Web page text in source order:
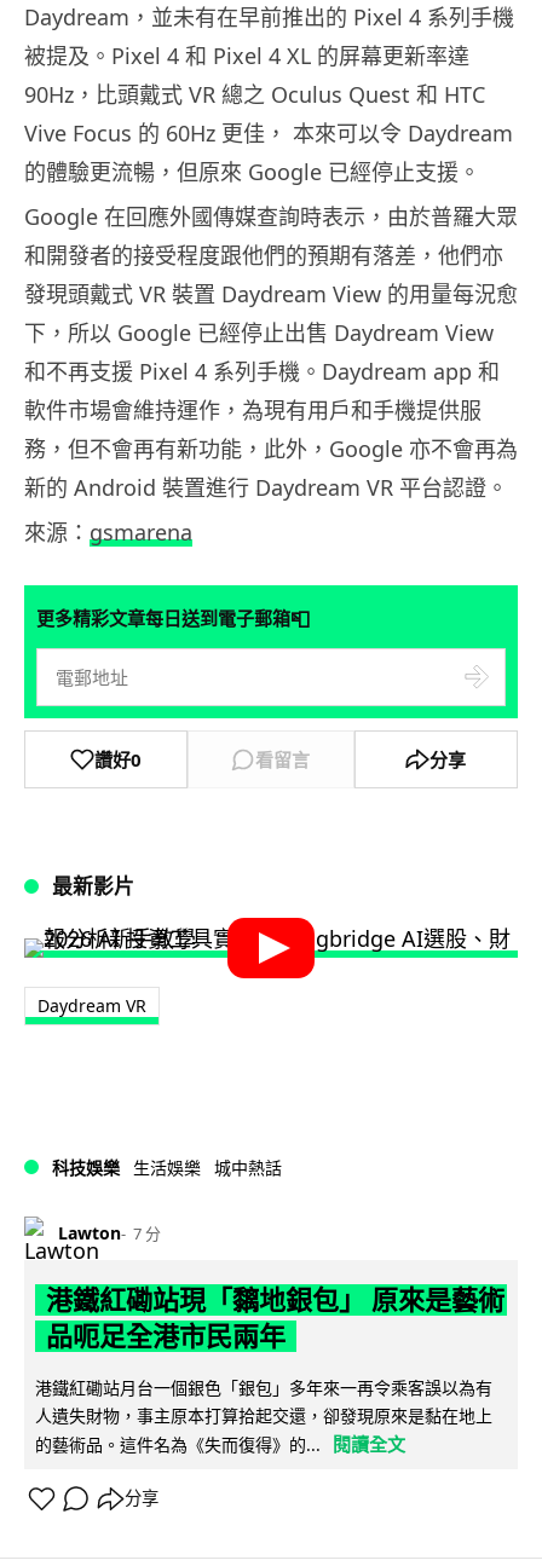
Daydream，並未有在早前推出的 Pixel 4 系列手機
被提及。Pixel 4 和 Pixel 4 XL 的屏幕更新率達
90Hz，比頭戴式 VR 總之 Oculus Quest 和 HTC
Vive Focus 的 60Hz 更佳， 本來可以令 Daydream
的體驗更流暢，但原來 Google 已經停止支援。
Google 在回應外國傳媒查詢時表示，由於普羅大眾
和開發者的接受程度跟他們的預期有落差，他們亦
發現頭戴式 VR 裝置 Daydream View 的用量每況愈
下，所以 Google 已經停止出售 Daydream View
和不再支援 Pixel 4 系列手機。Daydream app 和
軟件市場會維持運作，為現有用戶和手機提供服
務，但不會再有新功能，此外，Google 亦不會再為
新的 Android 裝置進行 Daydream VR 平台認證。
來源： gsmarena
更多精彩文章每日送到電子郵箱📮
讚好0 看留言 分享
最新影片
Daydream VR
科技娛樂 生活娛樂 城中熱話
Lawton 7 分
港鐵紅磡站現「黐地銀包」 原來是藝術
品呃足全港市民兩年
港鐵紅磡站月台一個銀色「銀包」多年來一再令乘客誤以為有
人遺失財物，事主原本打算拾起交還，卻發現原來是黏在地上
的藝術品。這件名為《失而復得》的...
閱讀全文
分享